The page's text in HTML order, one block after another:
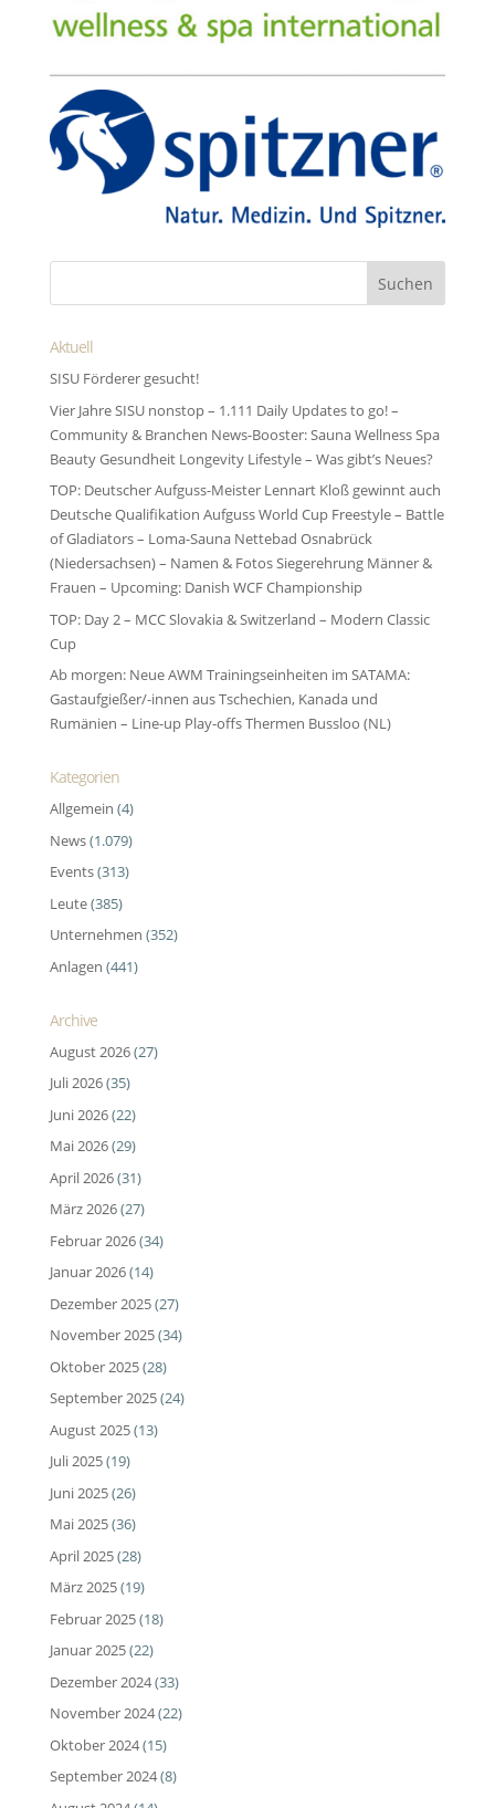
Aktuell
SISU Förderer gesucht!
Vier Jahre SISU nonstop – 1.111 Daily Updates to go! –
Community & Branchen News-Booster: Sauna Wellness Spa
Beauty Gesundheit Longevity Lifestyle – Was gibt’s Neues?
TOP: Deutscher Aufguss-Meister Lennart Kloß gewinnt auch
Deutsche Qualifikation Aufguss World Cup Freestyle – Battle
of Gladiators – Loma-Sauna Nettebad Osnabrück
(Niedersachsen) – Namen & Fotos Siegerehrung Männer &
Frauen – Upcoming: Danish WCF Championship
TOP: Day 2 – MCC Slovakia & Switzerland – Modern Classic
Cup
Ab morgen: Neue AWM Trainingseinheiten im SATAMA:
Gastaufgießer/-innen aus Tschechien, Kanada und
Rumänien – Line-up Play-offs Thermen Bussloo (NL)
Kategorien
Allgemein (4)
News(1.079)
Events(313)
Leute(385)
Unternehmen (352)
Anlagen (441)
Archive
August 2026(27)
Juli 2026(35)
Juni 2026(22)
Mai 2026(29)
April 2026(31)
März 2026(27)
Februar 2026(34)
Januar 2026(14)
Dezember 2025(27)
November 2025(34)
Oktober 2025(28)
September 2025(24)
August 2025(13)
Juli 2025(19)
Juni 2025(26)
Mai 2025(36)
April 2025(28)
März 2025(19)
Februar 2025(18)
Januar 2025(22)
Dezember 2024(33)
November 2024(22)
Oktober 2024(15)
September 2024(8)